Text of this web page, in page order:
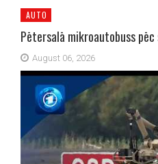
AUTO
Pētersalā mikroautobuss pēc
August 06, 2026